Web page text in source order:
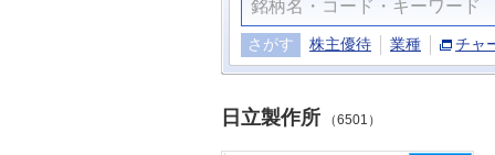
さがす 株主優待 業種 チャ
日立製作所 （6501）